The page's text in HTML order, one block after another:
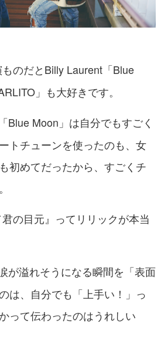
のだとBilly Laurent「Blue
」も大好きです。
Moon」は自分でもすごく
トチューンを使ったのも、女
初めてだったから、すごくチ
の目元』ってリリックが本当
溢れそうになる瞬間を「表面
は、自分でも「上手い！」っ
って伝わったのはうれしい